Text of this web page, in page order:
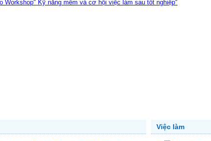
Workshop" Kỹ năng mềm và cơ hội việc làm sau tốt nghiệp"
Việc làm